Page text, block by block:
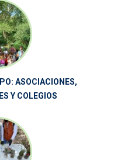
ASOCIACIONES,
Y COLEGIOS